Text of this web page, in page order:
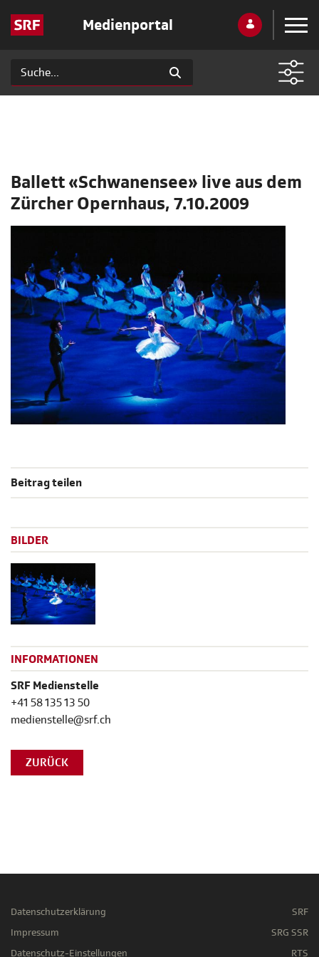
Medienportal
Ballett «Schwanensee» live aus dem
Zürcher Opernhaus, 7.10.2009
Beitrag teilen
BILDER
INFORMATIONEN
SRF Medienstelle
+41 58 135 13 50
medienstelle@srf.ch
ZURÜCK
Datenschutzerklärung
Impressum
Datenschutz-Einstellungen
SRF
SRG SSR
RTS